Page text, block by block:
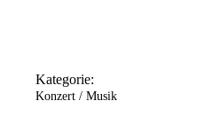
Kategorie:
Konzert / Musik